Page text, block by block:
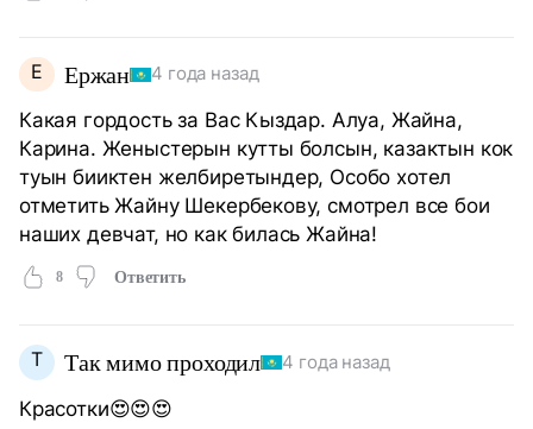
Е Ержан 4 года назад
Какая гордость за Вас Кыздар. Алуа, Жайна,
Карина. Женыстерын кутты болсын, казактын кок
туын бииктен желбиретындер, Особо хотел
отметить Жайну Шекербекову, смотрел все бои
наших девчат, но как билась Жайна!
8 Ответить
Т Так мимо проходил 4 года назад
Красотки😍😍😍